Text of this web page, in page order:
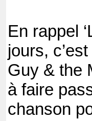
En rappel
jours,
Guy & the
à faire
chanson